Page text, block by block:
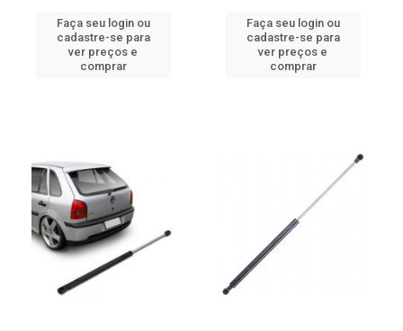
Faça seu login ou
cadastre-se para
ver preços e
comprar
Faça seu login ou
cadastre-se para
ver preços e
comprar